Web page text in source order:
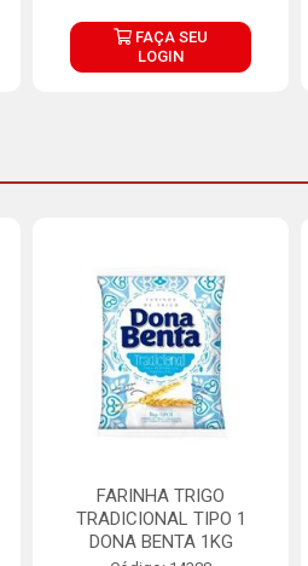
FAÇA SEU
LOGIN
FARINHA TRIGO
TRADICIONAL TIPO 1
DONA BENTA 1KG